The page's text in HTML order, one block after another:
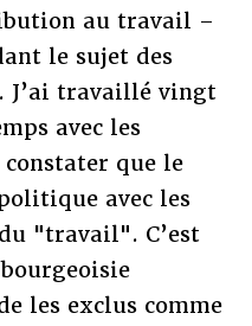
au travail –
le sujet des
J’ai travaillé vingt
avec les
que le
avec les
"travail". C’est
les exclus comme